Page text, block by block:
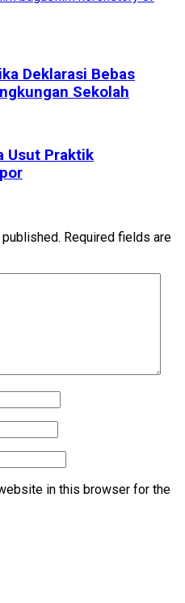
Deklarasi Bebas
Sekolah
Usut Praktik
Required fields are
in this browser for the